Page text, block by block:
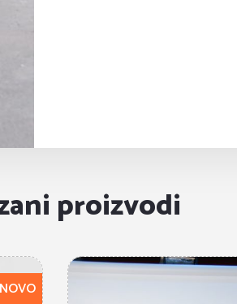
proizvodi
NOVO